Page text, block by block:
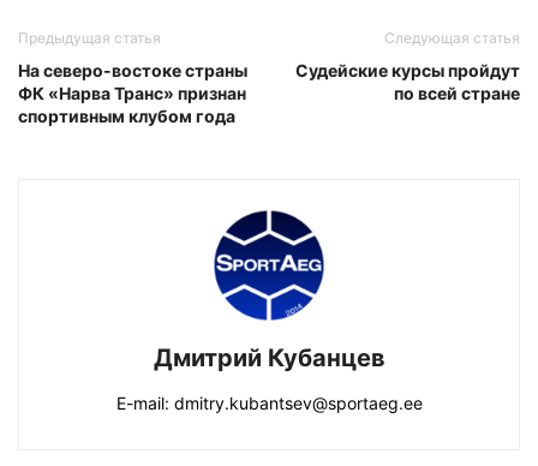
Предыдущая статья
На северо-востоке страны
ФК «Нарва Транс» признан
спортивным клубом года
Следующая статья
Судейские курсы пройдут
по всей стране
Дмитрий Кубанцев
E-mail: dmitry.kubantsev@sportaeg.ee